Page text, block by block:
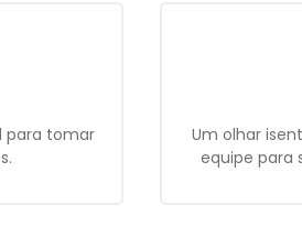
para tomar
Um olhar
equipe para